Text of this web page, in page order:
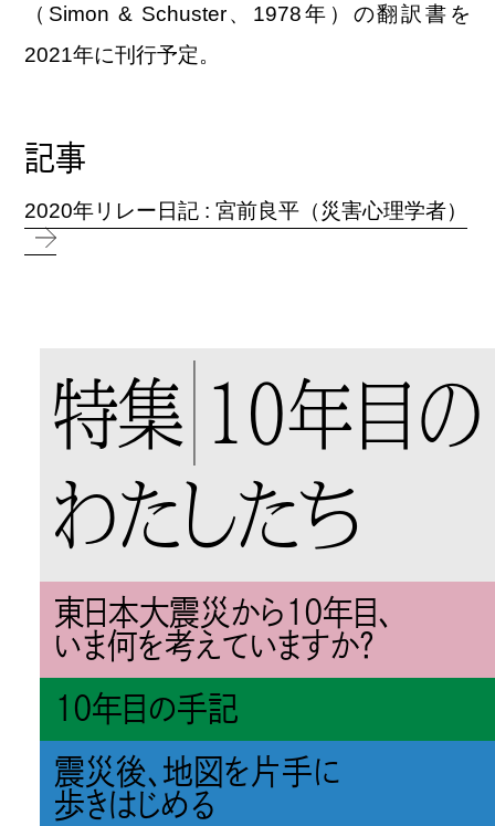
（Simon & Schuster、1978年）の翻訳書を
2021年に刊行予定。
記事
2020年リレー日記 : 宮前良平（災害心理学者）
特集 10年目の
わたしたち
東日本大震災から10年目、
いま何を考えていますか？
10年目の手記
震災後、地図を片手に
歩きはじめる